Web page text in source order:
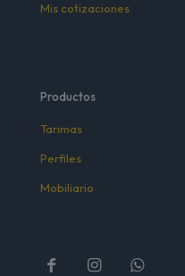
Mis cotizaciones
Productos
Tarimas
Perfiles
Mobiliario